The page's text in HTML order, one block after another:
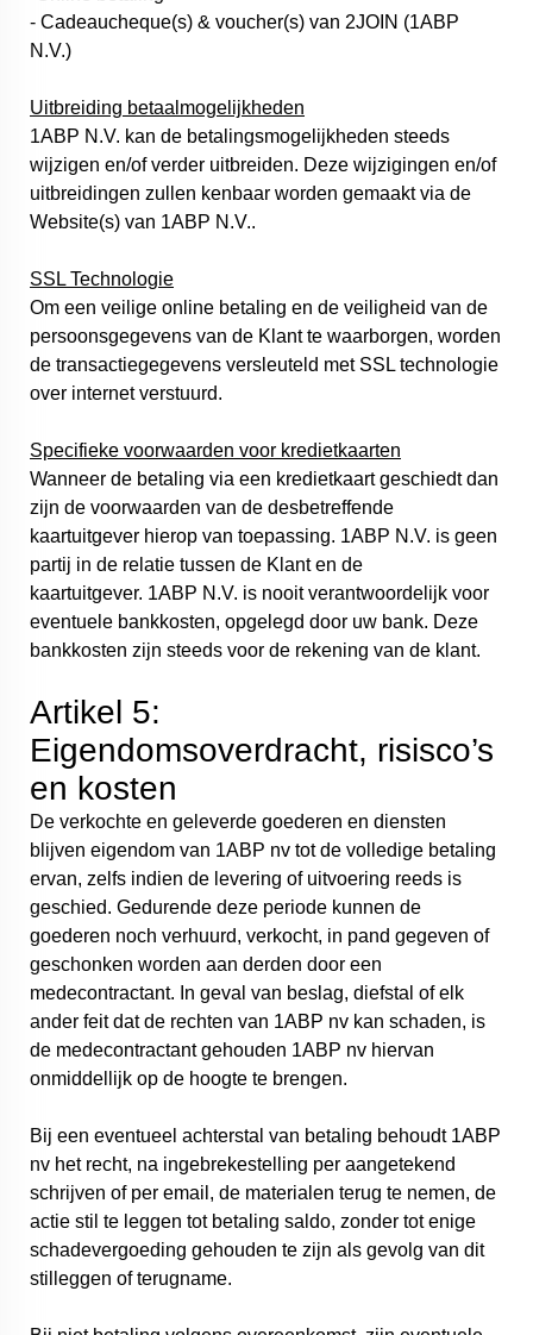
- Cadeaucheque(s) & voucher(s) van 2JOIN (1ABP
N.V.)
Uitbreiding betaalmogelijkheden
1ABP N.V. kan de betalingsmogelijkheden steeds
wijzigen en/of verder uitbreiden. Deze wijzigingen en/of
uitbreidingen zullen kenbaar worden gemaakt via de
Website(s) van 1ABP N.V..
SSL Technologie
Om een veilige online betaling en de veiligheid van de
persoonsgegevens van de Klant te waarborgen, worden
de transactiegegevens versleuteld met SSL technologie
over internet verstuurd.
Specifieke voorwaarden voor kredietkaarten
Wanneer de betaling via een kredietkaart geschiedt dan
zijn de voorwaarden van de desbetreffende
kaartuitgever hierop van toepassing. 1ABP N.V. is geen
partij in de relatie tussen de Klant en de
kaartuitgever. 1ABP N.V. is nooit verantwoordelijk voor
eventuele bankkosten, opgelegd door uw bank. Deze
bankkosten zijn steeds voor de rekening van de klant.
Artikel 5:
Eigendomsoverdracht, risisco’s
en kosten
De verkochte en geleverde goederen en diensten
blijven eigendom van 1ABP nv tot de volledige betaling
ervan, zelfs indien de levering of uitvoering reeds is
geschied. Gedurende deze periode kunnen de
goederen noch verhuurd, verkocht, in pand gegeven of
geschonken worden aan derden door een
medecontractant. In geval van beslag, diefstal of elk
ander feit dat de rechten van 1ABP nv kan schaden, is
de medecontractant gehouden 1ABP nv hiervan
onmiddellijk op de hoogte te brengen.
Bij een eventueel achterstal van betaling behoudt 1ABP
nv het recht, na ingebrekestelling per aangetekend
schrijven of per email, de materialen terug te nemen, de
actie stil te leggen tot betaling saldo, zonder tot enige
schadevergoeding gehouden te zijn als gevolg van dit
stilleggen of terugname.